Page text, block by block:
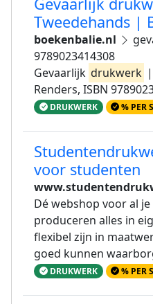
Tweedehands |
boekenbalie.nl
9789023414308
Gevaarlijk drukwerk
Renders, ISBN
DRUKWERK % PER
voor studenten
Dé webshop voor al je
produceren alles in
flexibel zijn in
goed kunnen
DRUKWERK % PER